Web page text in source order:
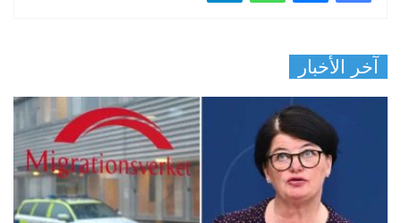
آخر الأخبار